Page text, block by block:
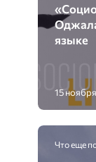
языке
15
Что еще